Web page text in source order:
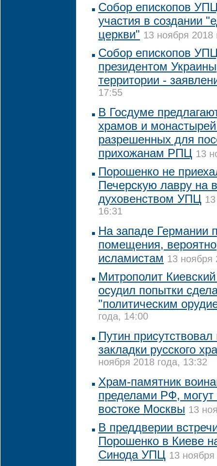
Собор епископов
участия в создании
церкви" 13 ноября 2018
Собор епископов УПЦ
президентом
территории -
17:55
В Госдуме
храмов и
разрешенных для
прихожанам РПЦ 13
Порошенко не
Печерскую лавру на
духовенством УПЦ
16:31
На западе Германии
помещения,
исламистам 13 ноября
Митрополит
осудил попытки
"политическим
года, 14:00
Путин
закладки русского
ноября 2018 года, 13:32
Храм-памятник
пределами РФ, могут
востоке Москвы 13
В преддверии
Порошенко в Киеве
Синода УПЦ 13